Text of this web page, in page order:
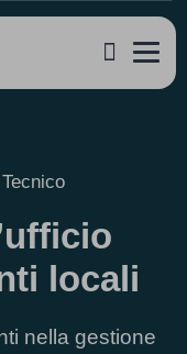
Tecnico
locali
nella gestione